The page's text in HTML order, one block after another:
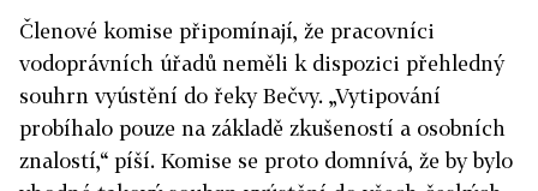
Členové komise připomínají, že pracovníci
vodoprávních úřadů neměli k dispozici přehledný
souhrn vyústění do řeky Bečvy. „Vytipování
probíhalo pouze na základě zkušeností a osobních
znalostí,“ píší. Komise se proto domnívá, že by bylo